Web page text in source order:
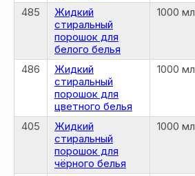
485
Жидкий
стиральный
порошок для
белого белья
1000 мл
486
Жидкий
стиральный
порошок для
цветного белья
1000 мл
405
Жидкий
стиральный
порошок для
чёрного белья
1000 мл
Регистрация в Ersag
конфиденциальности
Для дома
Уход за волосами
Парфюмерия
Выгодные наборы
Детская линия
Отзывы
Юридические документы
Биорезонанс отель